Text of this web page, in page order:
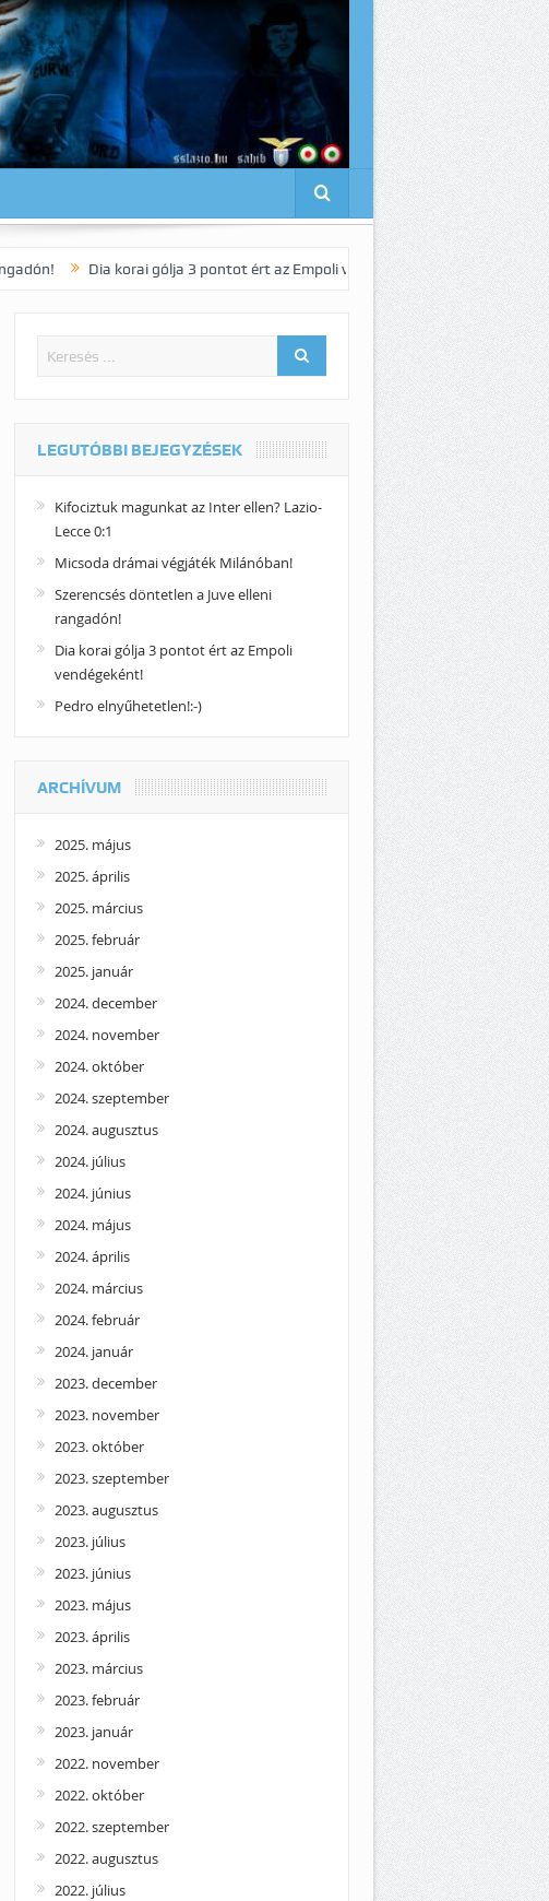
Dia korai gólja 3 pontot ért az Empoli vendégeként! Pedro elnyűhetetlen!:-)
LEGUTÓBBI BEJEGYZÉSEK
Kifociztuk magunkat az Inter ellen? Lazio-
Lecce 0:1
Micsoda drámai végjáték Milánóban!
Szerencsés döntetlen a Juve elleni
rangadón!
Dia korai gólja 3 pontot ért az Empoli
vendégeként!
Pedro elnyűhetetlen!:-)
ARCHÍVUM
2025. május
2025. április
2025. március
2025. február
2025. január
2024. december
2024. november
2024. október
2024. szeptember
2024. augusztus
2024. július
2024. június
2024. május
2024. április
2024. március
2024. február
2024. január
2023. december
2023. november
2023. október
2023. szeptember
2023. augusztus
2023. július
2023. június
2023. május
2023. április
2023. március
2023. február
2023. január
2022. november
2022. október
2022. szeptember
2022. augusztus
2022. július